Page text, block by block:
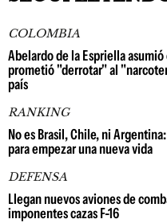
COLOMBIA
Abelardo de la Espriella
prometió "derrotar" al
país
RANKING
No es Brasil, Chile, ni
para empezar una nueva vida
DEFENSA
Llegan nuevos aviones de
imponentes cazas F-16